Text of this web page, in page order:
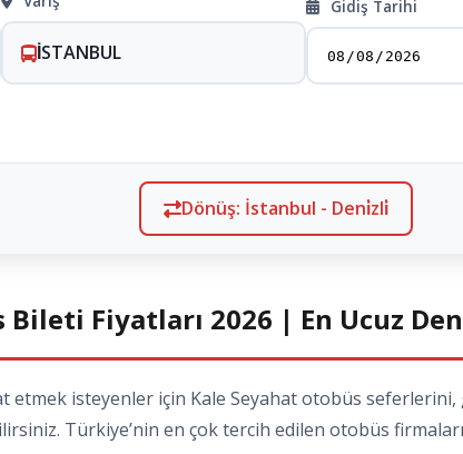
İSTANBUL
Gidiş Tarihi
Dönüş: İstanbul - Deni̇zli̇
Fiyatları 2026 | En Ucuz
etmek isteyenler için Kale Seyahat otobüs seferlerini,
Türkiye’nin en çok tercih edilen otobüs